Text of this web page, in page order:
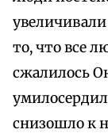
то, что все
сжалилось
снизошло к